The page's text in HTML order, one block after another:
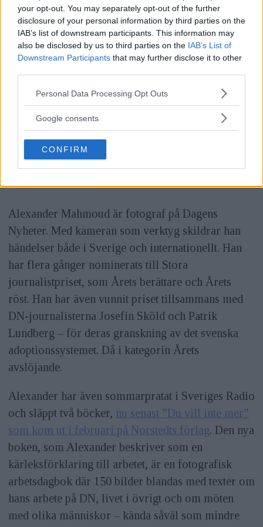
your opt-out. You may separately opt-out of the further
disclosure of your personal information by third parties on the
IAB’s list of downstream participants. This information may
also be disclosed by us to third parties on the IAB’s List of
Downstream Participants that may further disclose it to other
Please note that this website/app uses one or more Google
not limited to your visit or usage behaviour. You may click to
use your data for below specified purposes in below Google
consent section.
Personal Data Processing Opt Outs
Google consents
CONFIRM
Alexander Mahmoud är fotograf på Dagens
Nyheter. Med kameran som verktyg skildrar han
händelser både i Sverige och internationellt. Han
har flera gånger nominerats till Stora
journalistpriset, som Årets berättare och Årets
röst. Han har även vunnit priset tillsammans med
DN-journalisterna Josefin Sköld och Patrik
Lundberg – för deras granskning av det svenska
adoptionssystemet. Då i kategorin Årets
avslöjande.
Alexander har även sommarpratat i Sveriges Radio
och släppt två böcker, nu senast ”Du vill inte mer”
som kom ut i februari på Norstedts förlag. Den nya
boken, som Alexander beskriver som en
kärleksförklaring till arbetet, är en fotografisk
arbetsdagbok där 150 bilder blandas med texter om
hans arbete på DN, livet i övrigt och om möten
med olika människor – kända såväl som mindre